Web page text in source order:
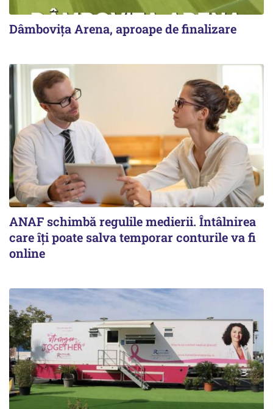
Dâmbovița Arena, aproape de finalizare
ANAF schimbă regulile medierii. Întâlnirea
care îți poate salva temporar conturile va fi
online